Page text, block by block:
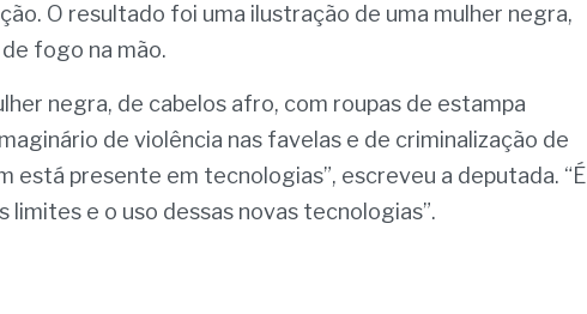
O resultado foi uma ilustração de uma mulher negra,
fogo na mão.
negra, de cabelos afro, com roupas de estampa
de violência nas favelas e de criminalização de
presente em tecnologias”, escreveu a deputada. “É
e o uso dessas novas tecnologias”.